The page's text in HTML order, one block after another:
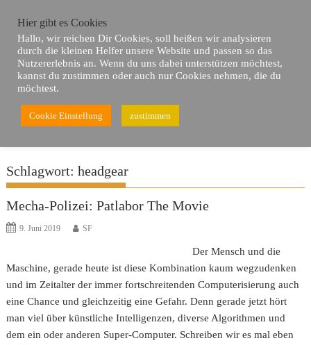
content
Du bist hier Home headgear
Schlagwort:headgear
Mecha-Polizei: Patlabor The Movie
9. Juni 2019 SF
Der Mensch und die
Maschine, gerade heute ist diese Kombination kaum wegzudenken
und im Zeitalter der immer fortschreitenden Computerisierung auch
eine Chance und gleichzeitig eine Gefahr. Denn gerade jetzt hört
man viel über künstliche Intelligenzen, diverse Algorithmen und
dem ein oder anderen Super-Computer. Schreiben wir es mal eben
Hier gibt es Cookies
Hallo, wir reichen Dir Cookies, soll heißen wir analysieren
durch die kleinen Helfer unsere Website und passen so das
Nutzererlebnis an. Wenn du uns dabei unterstützen möchtest,
kannst du zustimmen oder auch nur Cookies nehmen, die du
möchtest.
Cookie Einstellung zustimmen